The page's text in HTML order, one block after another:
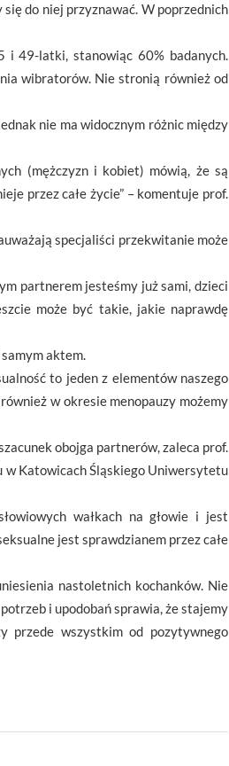
do niej przyznawać. W poprzednich
i 49-latki, stanowiąc 60% badanych.
wibratorów. Nie stronią również od
nie ma widocznym różnic między
(mężczyzn i kobiet) mówią, że są
przez całe życie” – komentuje prof.
specjaliści przekwitanie może
partnerem jesteśmy już sami, dzieci
może być takie, jakie naprawdę
aktem.
to jeden z elementów naszego
w okresie menopauzy możemy
obojga partnerów, zaleca prof.
Katowicach Śląskiego Uniwersytetu
wałkach na głowie i jest
jest sprawdzianem przez całe
nastoletnich kochanków. Nie
i upodobań sprawia, że stajemy
przede wszystkim od pozytywnego